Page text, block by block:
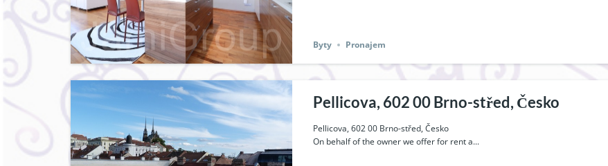
Byty Pronajem
Pellicova, 602 00 Brno-střed, Česko
Pellicova, 602 00 Brno-střed, Česko
On behalf of the owner we offer for rent a...